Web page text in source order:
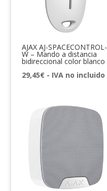
AJAX AJ-SPACECONTROL-
W – Mando a distancia
bidireccional color blanco
29,45€ - IVA no incluido